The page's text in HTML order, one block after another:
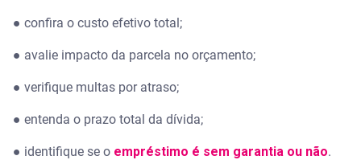
● confira o custo efetivo total;
● avalie impacto da parcela no orçamento;
● verifique multas por atraso;
● entenda o prazo total da dívida;
● identifique se o empréstimo é sem garantia ou não.